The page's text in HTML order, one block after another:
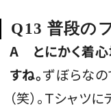
Q13 普段の
A
とにかく着
すね。ずぼらなの
（笑）。Ｔシャツ